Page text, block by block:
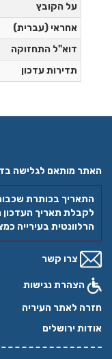
על הקובץ
אחראי (עברית)
דוא"ל התחזוקה
תדירות עדכון
האתר מותאם לגלישה
התאריך בכותרת
לקבלת תאריך העדכון
הרלוונטית בעירייה
צרו קשר
הצהרת נגישות
חזרה לאתר העיריה
אודות ירושלים